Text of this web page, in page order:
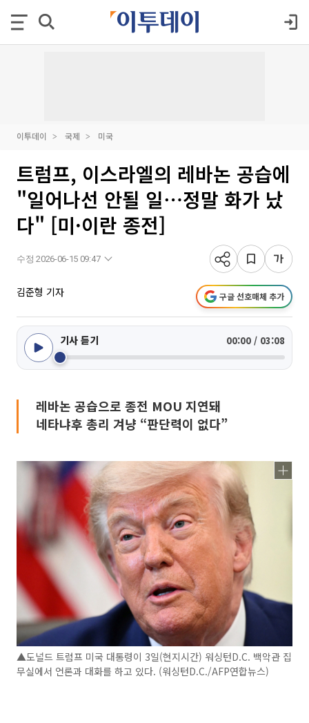
이투데이 국제 미국
트럼프, 이스라엘의 레바논 공습에
"일어나선 안될 일⋯정말 화가 났
다" [미·이란 종전]
수정 2026-06-15 09:47
김준형 기자 구글 선호매체 추가
기사 듣기 00:00 / 03:08
레바논 공습으로 종전 MOU 지연돼
네타냐후 총리 겨냥 “판단력이 없다”
▲도널드 트럼프 미국 대통령이 3일(현지시간) 워싱턴D.C. 백악관 집
무실에서 언론과 대화를 하고 있다. (워싱턴D.C./AFP연합뉴스)